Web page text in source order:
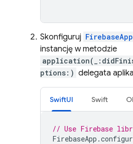
Skonfiguruj FirebaseApp
instancję w metodzie
ptions:) delegata
SwiftUI Swift
// Use Firebase
FirebaseApp .